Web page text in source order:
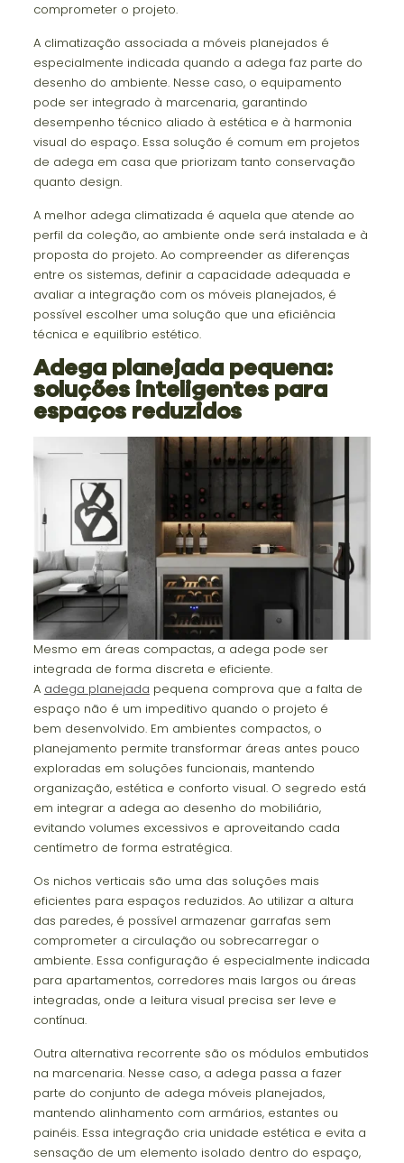
comprometer o projeto.
A climatização associada a móveis planejados é
especialmente indicada quando a adega faz parte do
desenho do ambiente. Nesse caso, o equipamento
pode ser integrado à marcenaria, garantindo
desempenho técnico aliado à estética e à harmonia
visual do espaço. Essa solução é comum em projetos
de adega em casa que priorizam tanto conservação
quanto design.
A melhor adega climatizada é aquela que atende ao
perfil da coleção, ao ambiente onde será instalada e à
proposta do projeto. Ao compreender as diferenças
entre os sistemas, definir a capacidade adequada e
avaliar a integração com os móveis planejados, é
possível escolher uma solução que una eficiência
técnica e equilíbrio estético.
Adega planejada pequena:
soluções inteligentes para
espaços reduzidos
Mesmo em áreas compactas, a adega pode ser
integrada de forma discreta e eficiente.
A adega planejada pequena comprova que a falta de
espaço não é um impeditivo quando o projeto é
bem desenvolvido. Em ambientes compactos, o
planejamento permite transformar áreas antes pouco
exploradas em soluções funcionais, mantendo
organização, estética e conforto visual. O segredo está
em integrar a adega ao desenho do mobiliário,
evitando volumes excessivos e aproveitando cada
centímetro de forma estratégica.
Os nichos verticais são uma das soluções mais
eficientes para espaços reduzidos. Ao utilizar a altura
das paredes, é possível armazenar garrafas sem
comprometer a circulação ou sobrecarregar o
ambiente. Essa configuração é especialmente indicada
para apartamentos, corredores mais largos ou áreas
integradas, onde a leitura visual precisa ser leve e
contínua.
Outra alternativa recorrente são os módulos embutidos
na marcenaria. Nesse caso, a adega passa a fazer
parte do conjunto de adega móveis planejados,
mantendo alinhamento com armários, estantes ou
painéis. Essa integração cria unidade estética e evita a
sensação de um elemento isolado dentro do espaço,